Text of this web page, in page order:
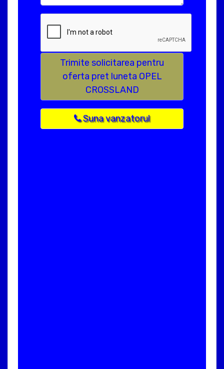
Trimite solicitarea pentru
oferta pret luneta OPEL
CROSSLAND
Suna vanzatorul